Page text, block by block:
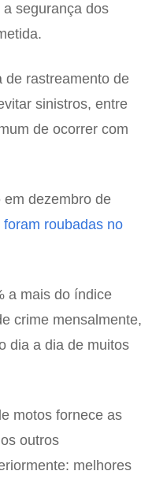
segurança dos
de rastreamento de
sinistros, entre
de ocorrer com
em dezembro de
roubadas no
a mais do índice
crime mensalmente,
dia a dia de muitos
motos fornece as
outros
melhores